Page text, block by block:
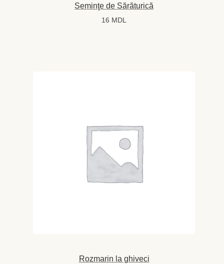
Seminţe de Sărăturică
16 MDL
Rozmarin la ghiveci